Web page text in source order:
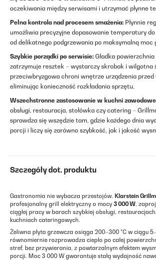
oczekiwania między serwisami i utrzymać płynne
Pełna kontrola nad procesem smażenia: Płynnie
umożliwia precyzyjne dopasowanie temperatury
od delikatnego podgrzewania po maksymalną moc
Szybkie porządki po serwisie: Gładka
zatrzymuje resztek – wystarczy skrobak i wilgotna
przeciwbryzgowa chroni wnętrze urządzenia przed
eliminując konieczność rozkładania sprzętu.
Wszechstronne zastosowanie w kuchni
obsługi, restauracja, stołówka czy catering –
sprawdza się wszędzie tam, gdzie każdego dnia
porcji i liczy się zarówno szybkość, jak i jakość
Szczegóły dot. produktu
Gastronomia nie wybacza przestojów. Klarstein
profesjonalny grill elektryczny o mocy 3 000 W,
ciągłej pracy w barach szybkiej obsługi,
kuchniach cateringowych.
Żeliwna płyta grzewcza osiąga 200–300 °C w ciągu
równomiernie rozprowadza ciepło po całej
stref, bez przywierania, z powtarzalnym efektem
porcji. Moc 3 000 W gwarantuje stałą wydajność